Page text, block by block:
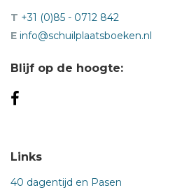
T +31 (0)85 - 0712 842
E info@schuilplaatsboeken.nl
Blijf op de hoogte:
Links
40 dagentijd en Pasen